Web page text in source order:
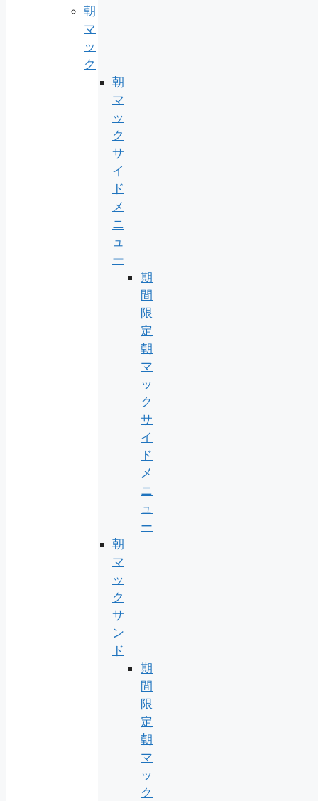
朝
マ
ッ
ク
朝
マ
ッ
ク
サ
イ
ド
メ
ニ
ュ
ー
期
間
限
定
朝
マ
ッ
ク
サ
イ
ド
メ
ニ
ュ
ー
朝
マ
ッ
ク
サ
ン
ド
期
間
限
定
朝
マ
ッ
ク